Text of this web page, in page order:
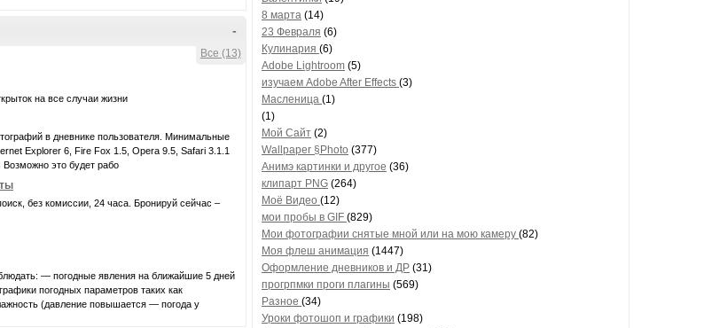
-
Все (13)
на все случаи жизни
в дневнике пользователя. Минимальные
Explorer 6, Fire Fox 1.5, Opera 9.5, Safari 3.1.1
это будет рабо
без комиссии, 24 часа. Бронируй сейчас –
— погодные явления на ближайшие 5 дней
погодных параметров таких как
(давление повышается — погода у
8 марта (14)
23 Февраля (6)
Кулинария (6)
Adobe Lightroom (5)
изучаем Adobe After Effects (3)
Масленица (1)
(1)
Mой Сайт (2)
Wallpaper §Photo (377)
Анимэ картинки и другое (36)
клипарт PNG (264)
Моё Видео (12)
мои пробы в GIF (829)
Мои фотографии снятые мной или на мою камеру (82)
Моя флеш анимация (1447)
Оформление дневников и ДР (31)
прогрпмки проги плагины (569)
Разное (34)
Уроки фотошоп и графики (198)